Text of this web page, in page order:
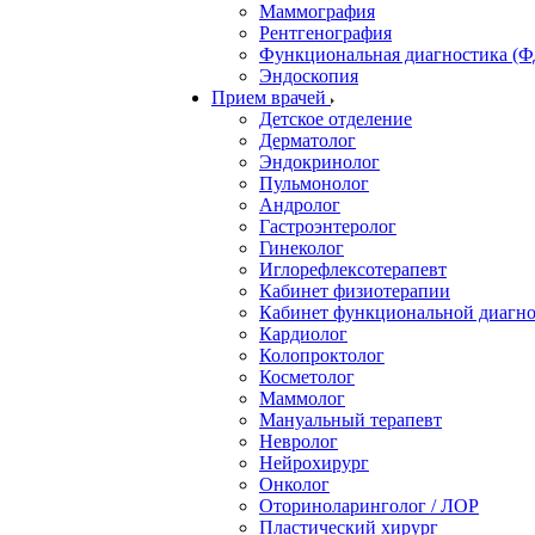
Маммография
Рентгенография
Функциональная диагностика
Эндоскопия
Прием врачей
Детское отделение
Дерматолог
Эндокринолог
Пульмонолог
Андролог
Гастроэнтеролог
Гинеколог
Иглорефлексотерапевт
Кабинет физиотерапии
Кабинет функциональной
Кардиолог
Колопроктолог
Косметолог
Маммолог
Мануальный терапевт
Невролог
Нейрохирург
Онколог
Оториноларинголог / ЛОР
Пластический хирург